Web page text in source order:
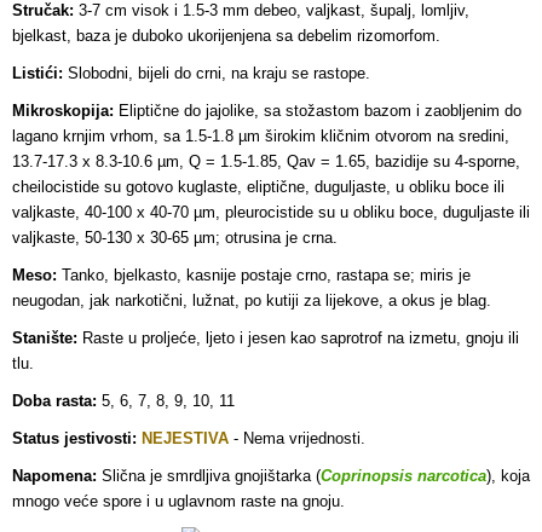
Stručak: 3-7 cm visok i 1.5-3 mm debeo, valjkast, šupalj, lomljiv,
bjelkast, baza je duboko ukorijenjena sa debelim rizomorfom.
Listići: Slobodni, bijeli do crni, na kraju se rastope.
Mikroskopija: Eliptične do jajolike, sa stožastom bazom i zaobljenim do
lagano krnjim vrhom, sa 1.5-1.8 µm širokim kličnim otvorom na sredini,
13.7-17.3 x 8.3-10.6 µm, Q = 1.5-1.85, Qav = 1.65, bazidije su 4-sporne,
cheilocistide su gotovo kuglaste, eliptične, duguljaste, u obliku boce ili
valjkaste, 40-100 x 40-70 µm, pleurocistide su u obliku boce, duguljaste ili
valjkaste, 50-130 x 30-65 µm; otrusina je crna.
Meso: Tanko, bjelkasto, kasnije postaje crno, rastapa se; miris je
neugodan, jak narkotični, lužnat, po kutiji za lijekove, a okus je blag.
Stanište: Raste u proljeće, ljeto i jesen kao saprotrof na izmetu, gnoju ili
tlu.
Doba rasta: 5, 6, 7, 8, 9, 10, 11
Status jestivosti: NEJESTIVA - Nema vrijednosti.
Napomena: Slična je smrdljiva gnojištarka (Coprinopsis narcotica), koja
mnogo veće spore i u uglavnom raste na gnoju.